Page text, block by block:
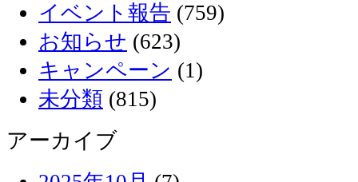
イベント報告 (759)
お知らせ (623)
キャンペーン (1)
未分類 (815)
アーカイブ